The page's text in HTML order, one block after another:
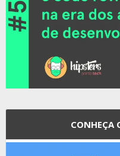
CONHEÇA